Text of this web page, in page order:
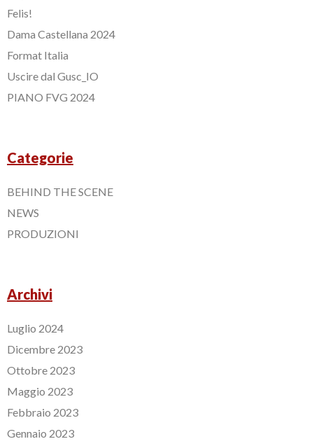
Felis!
Dama Castellana 2024
Format Italia
Uscire dal Gusc_IO
PIANO FVG 2024
Categorie
BEHIND THE SCENE
NEWS
PRODUZIONI
Archivi
Luglio 2024
Dicembre 2023
Ottobre 2023
Maggio 2023
Febbraio 2023
Gennaio 2023